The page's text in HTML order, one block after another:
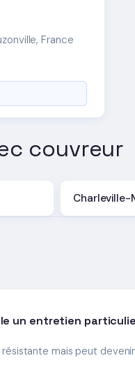
France
couvreur
Charleville-
un entretien
mais peut